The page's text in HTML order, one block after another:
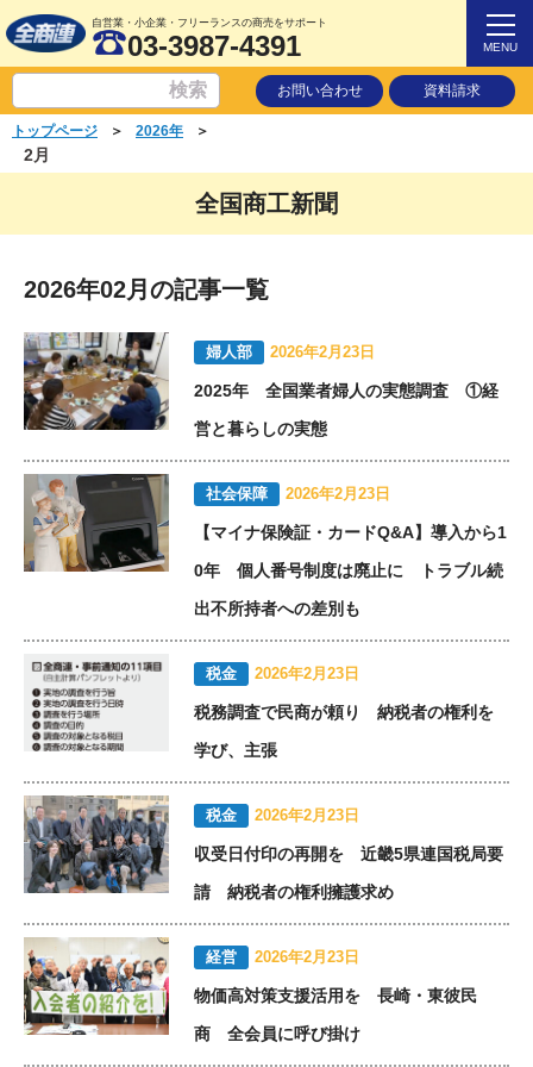
自営業・小企業・フリーランスの商売をサポート
03-3987-4391 MENU
お問い合わせ 資料請求
トップページ ＞ 2026年 ＞
2月
全国商工新聞
2026年02月の記事一覧
婦人部 2026年2月23日
2025年 全国業者婦人の実態調査 ①経
営と暮らしの実態
社会保障 2026年2月23日
【マイナ保険証・カードQ&A】導入から1
0年 個人番号制度は廃止に トラブル続
出不所持者への差別も
税金 2026年2月23日
税務調査で民商が頼り 納税者の権利を
学び、主張
税金 2026年2月23日
収受日付印の再開を 近畿5県連国税局要
請 納税者の権利擁護求め
経営 2026年2月23日
物価高対策支援活用を 長崎・東彼民
商 全会員に呼び掛け